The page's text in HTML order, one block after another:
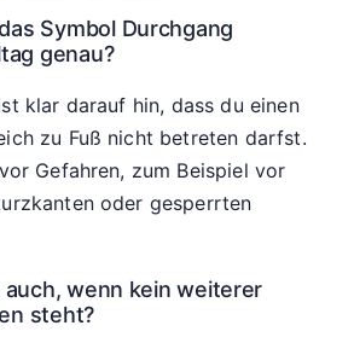
Symbol Durchgang
genau?
klar darauf hin, dass du einen
zu Fuß nicht betreten darfst.
Gefahren, zum Beispiel vor
oder gesperrten
auch, wenn kein weiterer
steht?